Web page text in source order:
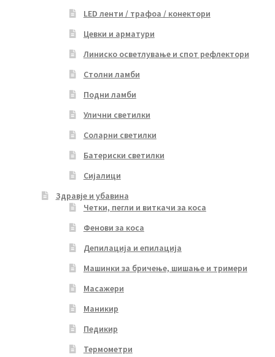
LED ленти / трафоа / конектори
Цевки и арматури
Линиско осветлување и спот рефлектори
Столни ламби
Подни ламби
Улични светилки
Соларни светилки
Батериски светилки
Сијалици
Здравје и убавина
Четки, пегли и виткачи за коса
Фенови за коса
Депилација и епилација
Машинки за бричење, шишање и тримери
Масажери
Маникир
Педикир
Термометри